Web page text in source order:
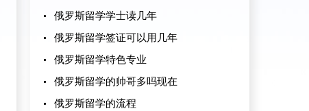
俄罗斯留学学士读几年
俄罗斯留学签证可以用几年
俄罗斯留学特色专业
俄罗斯留学的帅哥多吗现在
俄罗斯留学的流程